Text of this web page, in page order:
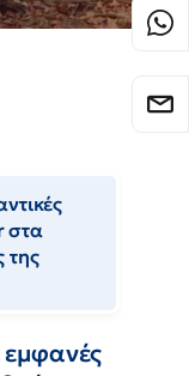
στα
της
εμφανές